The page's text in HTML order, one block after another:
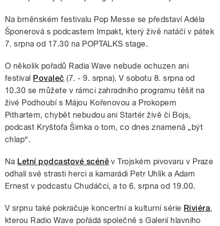
Na brněnském festivalu Pop Messe se představí Adéla
Šponerová s podcastem Impakt, který živě natáčí v pátek
7. srpna od 17.30 na POPTALKS stage.
O několik pořadů Radia Wave nebude ochuzen ani
festival Povaleč (7. - 9. srpna). V sobotu 8. srpna od
10.30 se můžete v rámci zahradního programu těšit na
živé Podhoubí s Májou Kořenovou a Prokopem
Pithartem, chybět nebudou ani Startér živě či Bojs,
podcast Kryštofa Šimka o tom, co dnes znamená „být
chlap“.
Na Letní podcastové scéně v Trojském pivovaru v Praze
odhalí své strasti herci a kamarádi Petr Uhlík a Adam
Ernest v podcastu Chudáčci, a to 6. srpna od 19.00.
V srpnu také pokračuje koncertní a kulturní série Riviéra,
kterou Radio Wave pořádá společně s Galerií hlavního